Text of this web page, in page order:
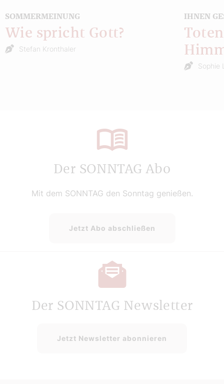
SOMMERMEINUNG
Wie spricht Gott?
Stefan Kronthaler
IHNEN
Sophie
Der SONNTAG Abo
Mit dem SONNTAG den Sonntag genießen.
Jetzt Abo abschließen
Der SONNTAG Newsletter
Jetzt Newsletter abonnieren